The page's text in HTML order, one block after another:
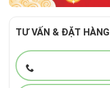
TƯ VẤN & ĐẶT HÀNG